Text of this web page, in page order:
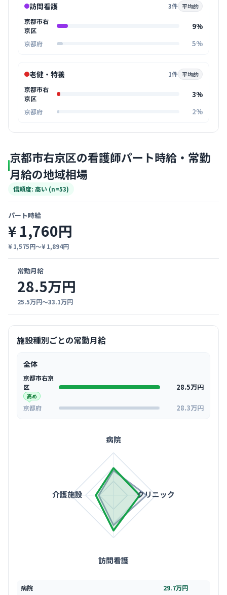
訪問看護 3件 平均的
京都市右
京区
9%
京都府 5%
老健・特養 1件 平均的
京都市右
京区
3%
京都府 2%
京都市右京区の看護師パート時給・常勤
月給の地域相場
信頼度: 高い (n=53)
パート時給
¥ 1,760円
¥ 1,575円〜¥ 1,894円
常勤月給
28.5万円
25.5万円〜33.1万円
施設種別ごとの常勤月給
全体
京都市右京
区
高め
28.5万円
京都府 28.3万円
病院
クリニック
訪問看護
介護施設
病院
29.7万円